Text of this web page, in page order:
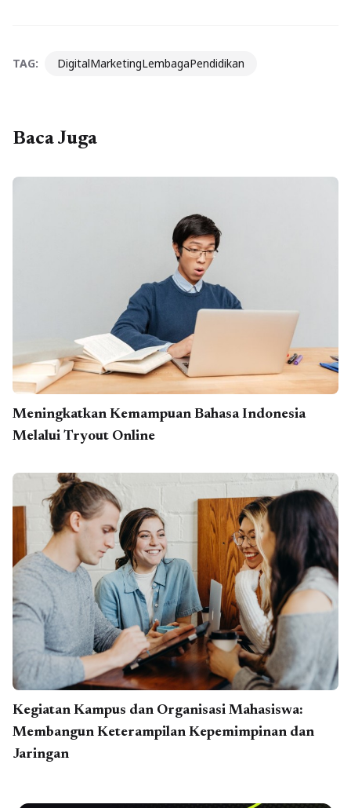
TAG: DigitalMarketingLembagaPendidikan
Baca Juga
Meningkatkan Kemampuan Bahasa Indonesia
Melalui Tryout Online
Kegiatan Kampus dan Organisasi Mahasiswa:
Membangun Keterampilan Kepemimpinan dan
Jaringan